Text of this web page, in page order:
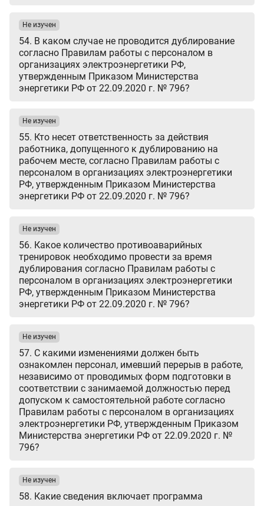
54. В каком случае не проводится дублирование
согласно Правилам работы с персоналом в
организациях электроэнергетики РФ,
утвержденным Приказом Министерства
энергетики РФ от 22.09.2020 г. № 796?
Не изучен
55. Кто несет ответственность за действия
работника, допущенного к дублированию на
рабочем месте, согласно Правилам работы с
персоналом в организациях электроэнергетики
РФ, утвержденным Приказом Министерства
энергетики РФ от 22.09.2020 г. № 796?
Не изучен
56. Какое количество противоаварийных
тренировок необходимо провести за время
дублирования согласно Правилам работы с
персоналом в организациях электроэнергетики
РФ, утвержденным Приказом Министерства
энергетики РФ от 22.09.2020 г. № 796?
Не изучен
57. С какими изменениями должен быть
ознакомлен персонал, имевший перерыв в работе,
независимо от проводимых форм подготовки в
соответствии с занимаемой должностью перед
допуском к самостоятельной работе согласно
Правилам работы с персоналом в организациях
электроэнергетики РФ, утвержденным Приказом
Министерства энергетики РФ от 22.09.2020 г. №
796?
Не изучен
58. Какие сведения включает программа
Не изучен